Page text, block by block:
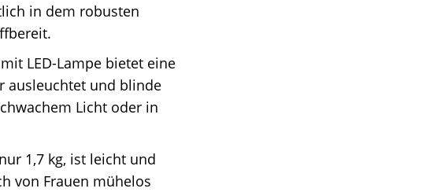
in dem robusten
LED-Lampe bietet eine
ausleuchtet und blinde
Licht oder in
1,7 kg, ist leicht und
von Frauen mühelos